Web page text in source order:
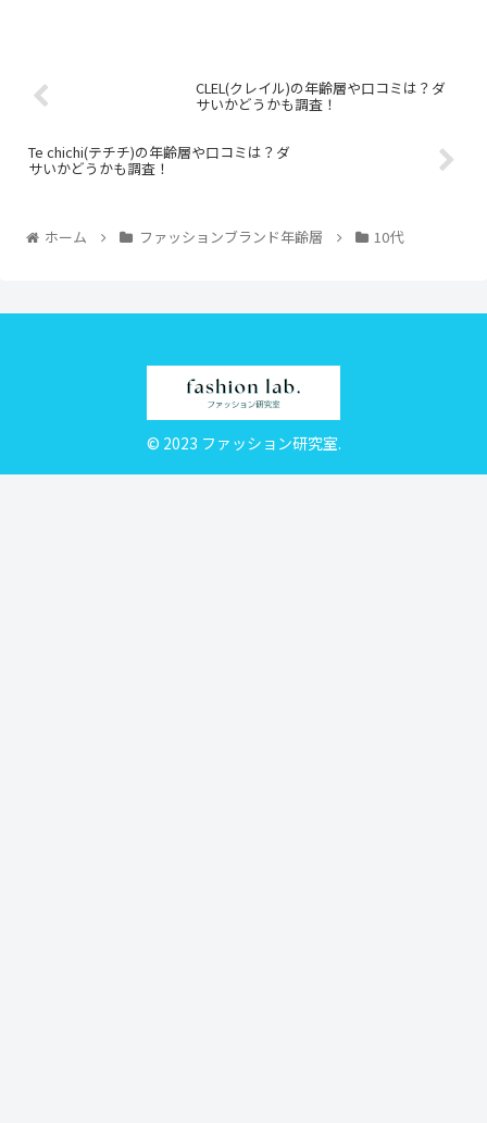
CLEL(クレイル)の年齢層や口コミは？ダ
サいかどうかも調査！
Te chichi(テチチ)の年齢層や口コミは？ダ
サいかどうかも調査！
ホーム ファッションブランド年齢層 10代
© 2023 ファッション研究室.